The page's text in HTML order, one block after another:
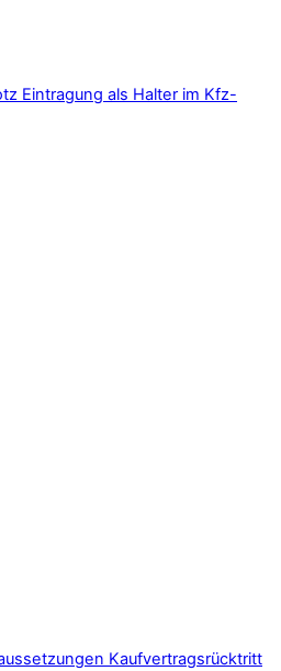
Eintragung als Halter im Kfz-
Kaufvertragsrücktritt